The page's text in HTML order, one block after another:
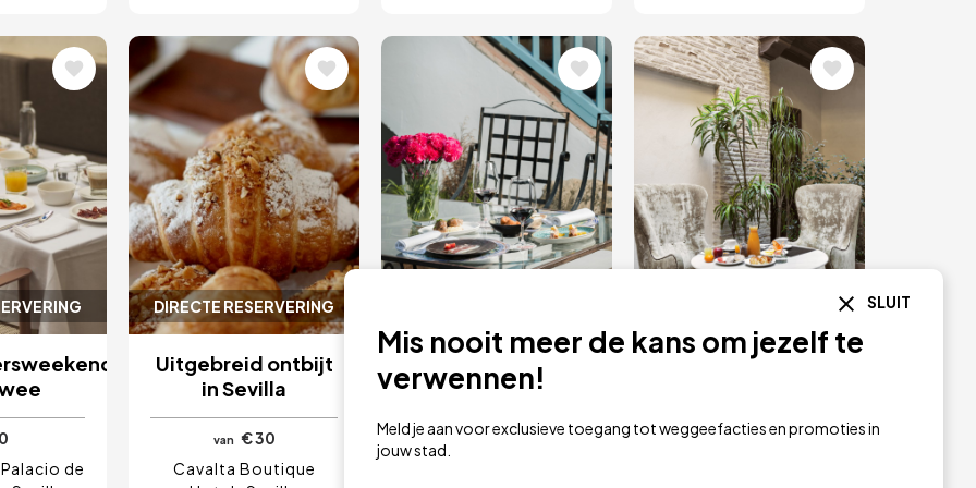
de
DIRECTE RESERVERING
Afbeelding
Uitgebreid ontbijt
in Sevilla
van € 30
Cavalta Boutique
Afbeelding
3-Gangen
Glutenvrij Menu
€ 42
DIRECTE RESERVERING
Afbeelding
Ontbijtbuffet in
€ 30
SLUIT
Mis nooit meer de kans om jezelf te
verwennen!
Meld je aan voor exclusieve toegang tot weggeefacties en promoties in
jouw stad.